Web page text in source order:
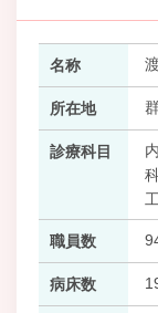
名称
所在地
診療科目
職員数
病床数